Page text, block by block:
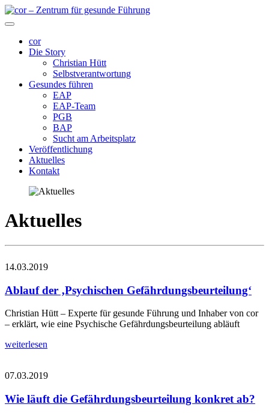
cor
Die Story
Christian Hütt
Selbstverantwortung
Gesundes führen
EAP
EAP-Team
PGB
BAP
Sucht am Arbeitsplatz
Veröffentlichung
Aktuelles
Kontakt
Aktuelles
14.03.2019
Ablauf der ‚Psychischen Gefährdungsbeurteilung‘
Christian Hütt – Experte für gesunde Führung und Inhaber von cor
– erklärt, wie eine Psychische Gefährdungsbeurteilung abläuft
weiterlesen
07.03.2019
Wie läuft die Gefährdungsbeurteilung konkret ab?